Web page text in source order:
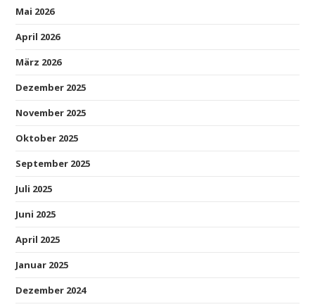
Mai 2026
April 2026
März 2026
Dezember 2025
November 2025
Oktober 2025
September 2025
Juli 2025
Juni 2025
April 2025
Januar 2025
Dezember 2024